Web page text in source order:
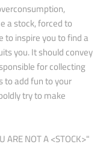
a stock, forced to
to inspire you to find a
you. It should convey
for collecting
to add fun to your
try to make
ARE NOT A <STOCK>"